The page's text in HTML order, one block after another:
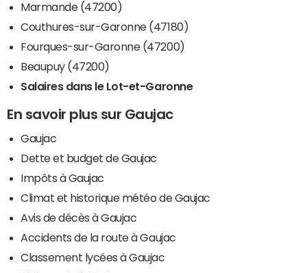
Marmande (47200)
Couthures-sur-Garonne (47180)
Fourques-sur-Garonne (47200)
Beaupuy (47200)
Salaires dans le Lot-et-Garonne
En savoir plus sur Gaujac
Gaujac
Dette et budget de Gaujac
Impôts à Gaujac
Climat et historique météo de Gaujac
Avis de décès à Gaujac
Accidents de la route à Gaujac
Classement lycées à Gaujac